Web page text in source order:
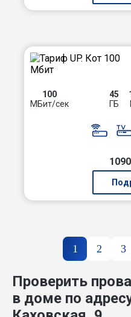
100
МБит/сек
45
ГБ
1090
1 2 3
Проверить
в доме по